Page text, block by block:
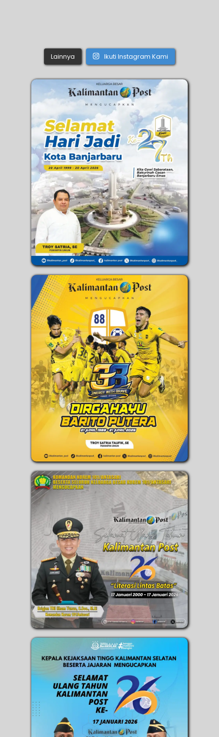
Lainnya Ikuti Instagram Kami